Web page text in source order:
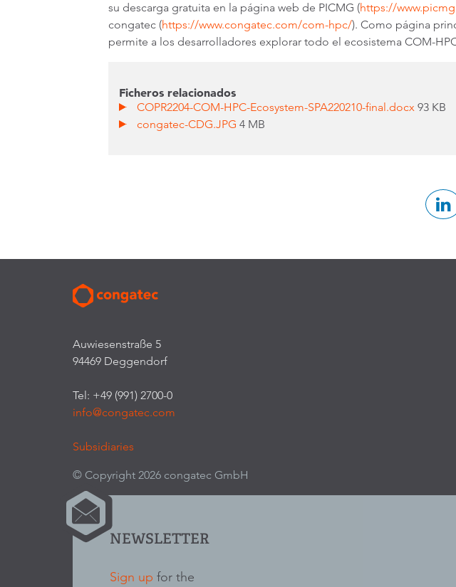
su descarga gratuita en la página web de PICMG (https://
congatec (https://www.congatec.com/com-hpc/). Como página
permite a los desarrolladores explorar todo el ecosistema COM-
Ficheros relacionados
COPR2204-COM-HPC-Ecosystem-SPA220210-final.docx93 KB
congatec-CDG.JPG4 MB
Auwiesenstraße 5
94469 Deggendorf
Tel: +49 (991) 2700-0
info@congatec.com
Subsidiaries
© Copyright 2026 congatec GmbH
NEWSLETTER
Sign up for the